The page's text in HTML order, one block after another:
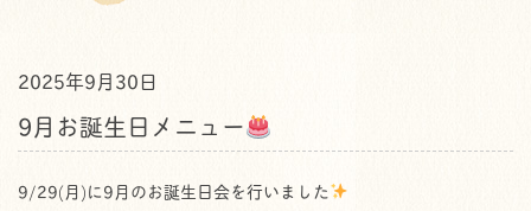
2025年9月30日
9月お誕生日メニュー
9/29(月)に9月のお誕生日会を行いました